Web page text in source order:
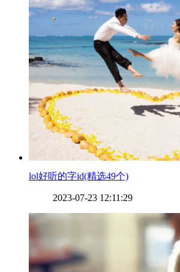
​lol好听的字id(精选49个)
2023-07-23 12:11:29